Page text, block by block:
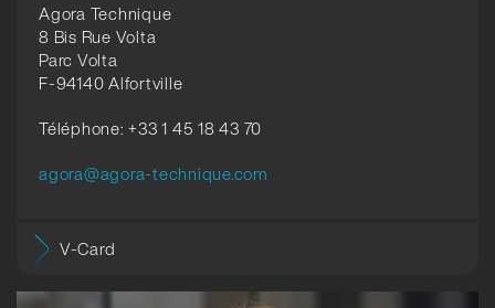
Agora Technique
8 Bis Rue Volta
Parc Volta
F-94140 Alfortville
Téléphone: +33 1 45 18 43 70
agora@agora-technique.com
V-Card